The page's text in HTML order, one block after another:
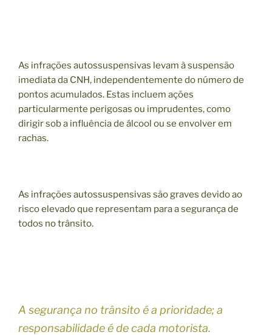
As infrações autossuspensivas levam à suspensão
imediata da CNH, independentemente do número de
pontos acumulados. Estas incluem ações
particularmente perigosas ou imprudentes, como
dirigir sob a influência de álcool ou se envolver em
rachas.
As infrações autossuspensivas são graves devido ao
risco elevado que representam para a segurança de
todos no trânsito.
A segurança no trânsito é a prioridade; a
responsabilidade é de cada motorista.